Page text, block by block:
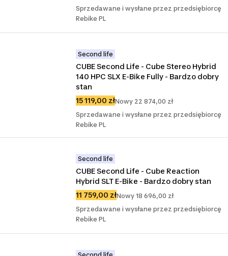
Sprzedawane i wysłane przez przedsiębiorcę
Rebike PL
Second life
CUBE Second Life - Cube Stereo Hybrid
140 HPC SLX E-Bike Fully - Bardzo dobry
stan
15 119,00 złNowy 22 874,00 zł
Sprzedawane i wysłane przez przedsiębiorcę
Rebike PL
Second life
CUBE Second Life - Cube Reaction
Hybrid SLT E-Bike - Bardzo dobry stan
11 759,00 złNowy 18 696,00 zł
Sprzedawane i wysłane przez przedsiębiorcę
Rebike PL